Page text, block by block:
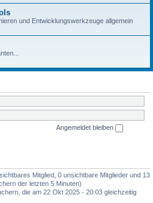
und Entwicklungswerkzeuge allgemein
Angemeldet bleiben
Mitglied, 0 unsichtbare Mitglieder und 13
der letzten 5 Minuten)
die am 22 Okt 2025 - 20:03 gleichzeitig